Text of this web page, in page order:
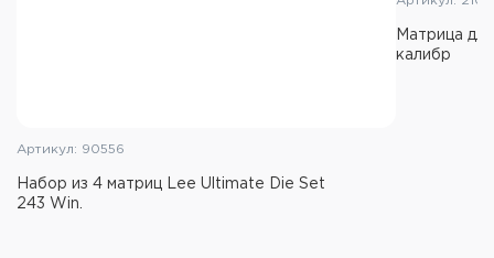
Артикул: 90556
Набор из 4 матриц Lee Ultimate Die Set
243 Win.
Матрица
калибр